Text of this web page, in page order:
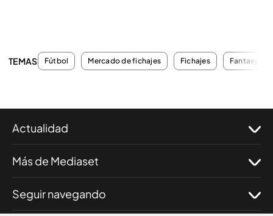
TEMAS Fútbol Mercado de fichajes Fichajes Fantasy
Actualidad
Más de Mediaset
Seguir navegando